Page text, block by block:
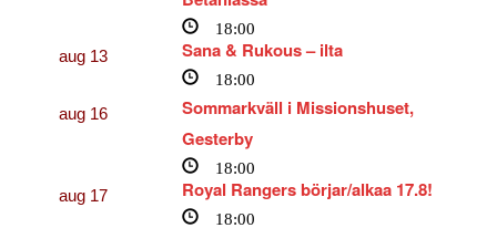
18:00
aug 13 Sana & Rukous – ilta
18:00
aug 16
Sommarkväll i Missionshuset,
Gesterby
18:00
aug 17 Royal Rangers börjar/alkaa 17.8!
18:00